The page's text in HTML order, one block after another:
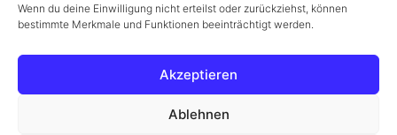
Wenn du deine Einwilligung nicht erteilst oder zurückziehst, können
bestimmte Merkmale und Funktionen beeinträchtigt werden.
Akzeptieren
Ablehnen
Firmenentrümpelung Wien zum
Fixpreis – schnell, und zuverlässig
Gartenhütte entrümpeln Wien –